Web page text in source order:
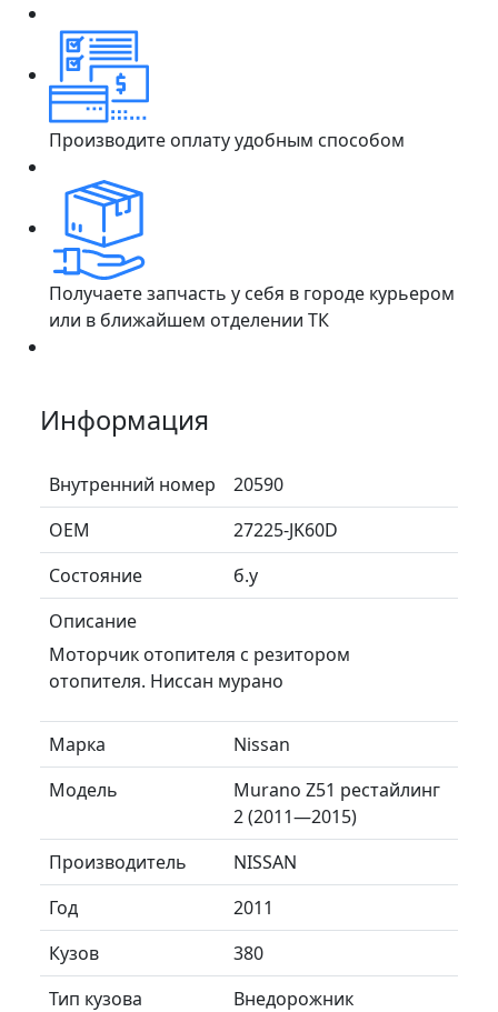
Производите оплату удобным способом
Получаете запчасть у себя в городе курьером
или в ближайшем отделении ТК
Информация
Внутренний номер
20590
ОЕМ
27225-JK60D
Состояние
б.у
Описание
Моторчик отопителя с резитором
отопителя. Ниссан мурано
Марка
Nissan
Модель
Murano Z51 рестайлинг
2 (2011—2015)
Производитель
NISSAN
Год
2011
Кузов
380
Тип кузова
Внедорожник